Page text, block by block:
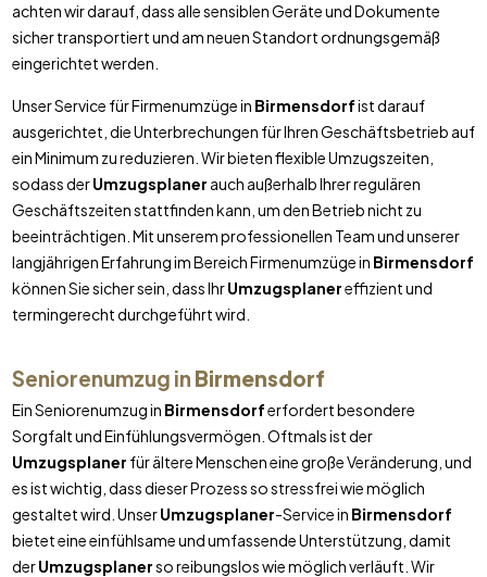
achten wir darauf, dass alle sensiblen Geräte und Dokumente
sicher transportiert und am neuen Standort ordnungsgemäß
eingerichtet werden.
Unser Service für Firmenumzüge in Birmensdorfist darauf
ausgerichtet, die Unterbrechungen für Ihren Geschäftsbetrieb auf
ein Minimum zu reduzieren. Wir bieten flexible Umzugszeiten,
sodass derUmzugsplaner auch außerhalb Ihrer regulären
Geschäftszeiten stattfinden kann, um den Betrieb nicht zu
beeinträchtigen. Mit unserem professionellen Team und unserer
langjährigen Erfahrung im Bereich Firmenumzüge in Birmensdorf
können Sie sicher sein, dass IhrUmzugsplanereffizient und
termingerecht durchgeführt wird.
Seniorenumzug in Birmensdorf
Ein Seniorenumzug in Birmensdorferfordert besondere
Sorgfalt und Einfühlungsvermögen. Oftmals ist der
Umzugsplaner für ältere Menschen eine große Veränderung, und
es ist wichtig, dass dieser Prozess so stressfrei wie möglich
gestaltet wird. UnserUmzugsplaner-Service in Birmensdorf
bietet eine einfühlsame und umfassende Unterstützung, damit
derUmzugsplanerso reibungslos wie möglich verläuft. Wir